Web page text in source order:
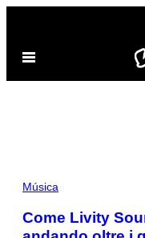
contenuto
Apri
menu
Música
Come Livity